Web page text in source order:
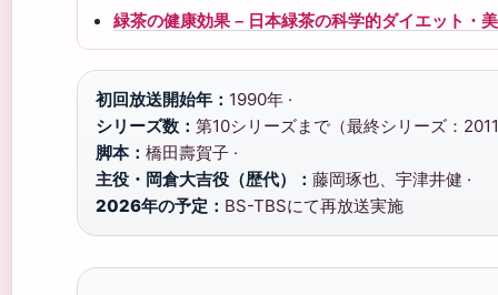
緑茶の健康効果 – 日本緑茶の科学的ダイエット・
初回放送開始年： 1990年 ·
シリーズ数： 第10シリーズまで（最終シリーズ：
脚本： 橋田壽賀子 ·
主役・岡倉大吉役（歴代）： 藤岡琢也、宇津井健 ·
2026年の予定： BS-TBSにて再放送実施